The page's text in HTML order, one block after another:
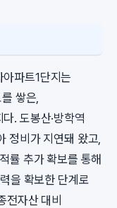
파트1단지는
쌓은,
. 도봉산·방학역
정비가 지연돼 왔고,
률 추가 확보를 통해
을 확보한 단계로
전자산 대비